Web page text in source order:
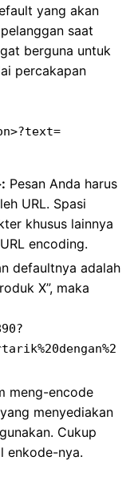
yang akan
saat
berguna untuk
percakapan
: Pesan Anda harus
URL. Spasi
khusus lainnya
encoding.
defaultnya adalah
X”, maka
meng-encode
menyediakan
Cukup
enkode-nya.